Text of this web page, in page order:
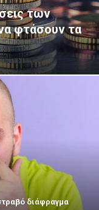
των
φτάσουν τα
διάφραγμα